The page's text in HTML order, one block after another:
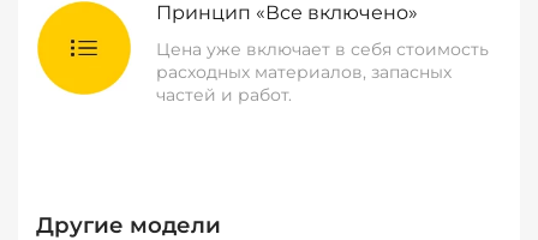
Принцип «Все включено»
Цена уже включает в себя стоимость
расходных материалов, запасных
частей и работ.
Другие модели